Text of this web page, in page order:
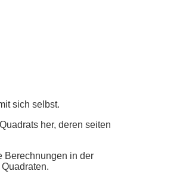
sich selbst.
her, deren seiten
Berechnungen in der